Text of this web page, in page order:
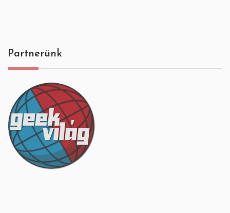
Partnerünk